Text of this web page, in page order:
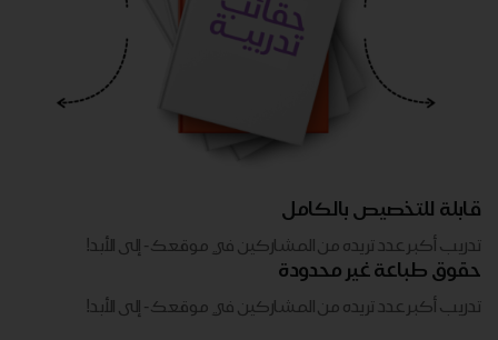
قابلة للتخصيص بالكامل
تدريب أكبر عدد تريده من المشاركين في موقعك - ​​إلى الأبد!
حقوق طباعة غير محدودة
تدريب أكبر عدد تريده من المشاركين في موقعك - ​​إلى الأبد!